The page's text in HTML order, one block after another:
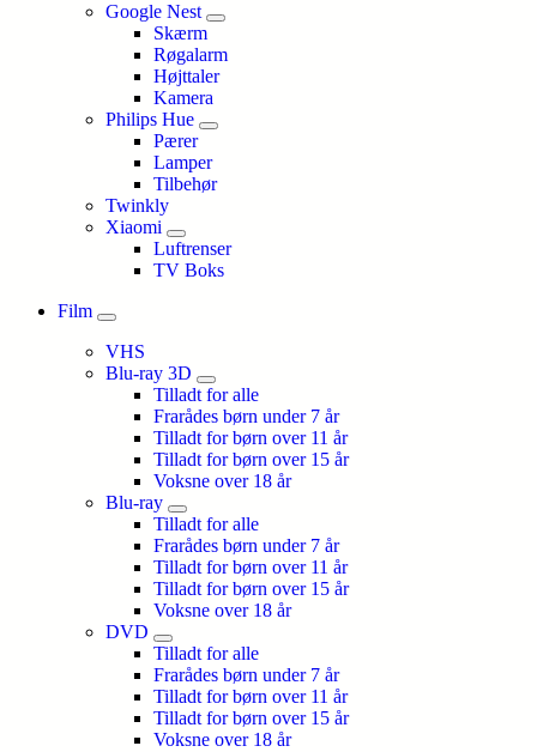
Google Nest
Skærm
Røgalarm
Højttaler
Kamera
Philips Hue
Pærer
Lamper
Tilbehør
Twinkly
Xiaomi
Luftrenser
TV Boks
Film
VHS
Blu-ray 3D
Tilladt for alle
Frarådes børn under 7 år
Tilladt for børn over 11 år
Tilladt for børn over 15 år
Voksne over 18 år
Blu-ray
Tilladt for alle
Frarådes børn under 7 år
Tilladt for børn over 11 år
Tilladt for børn over 15 år
Voksne over 18 år
DVD
Tilladt for alle
Frarådes børn under 7 år
Tilladt for børn over 11 år
Tilladt for børn over 15 år
Voksne over 18 år